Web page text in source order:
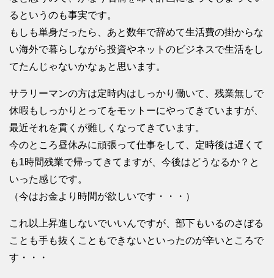
るというのも事実です。
もしも単身だったら、あと数年で辞めて生活費の掛からな
い海外で暮らしながら投資やネットのビジネスで生活をし
てたんじゃないかなぁと思います。
サラリーマンの方は定時内はしっかり働いて、残業無しで
休暇もしっかりとってをモットーにやってきていますが、
最近それを貫くが難しくなってきています。
今のところ昼休みに頑張って仕事をして、定時後は遅くて
も1時間残業で帰ってきてますが、今後はどうなるか？と
いった感じです。
（今はお金より時間が欲しいです・・・）
これ以上昇進しないでいいんですが、部下もいるのさぼる
ことも手も抜くこともできないといったのが辛いところで
す・・・